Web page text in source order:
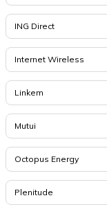
ING Direct
Internet Wireless
Linkem
Mutui
Octopus Energy
Plenitude